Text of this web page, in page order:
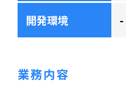
開発環境 -
業務内容